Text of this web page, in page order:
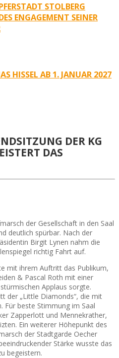
STOLBERG
ENGAGEMENT SEINER
HISSEL AB 1. JANUAR 2027
DER KG
DAS
der Gesellschaft in den Saal
deutlich spürbar. Nach der
Birgit Lynen nahm die
richtig Fahrt auf.
mit ihrem Auftritt das Publikum,
& Pascal Roth mit einer
Applaus sorgte.
der „Little Diamonds“, die mit
Für beste Stimmung im Saal
Zapperlott und Mennekrather,
Ein weiterer Höhepunkt des
der Stadtgarde Oecher
Stärke wusste das
begeistern.